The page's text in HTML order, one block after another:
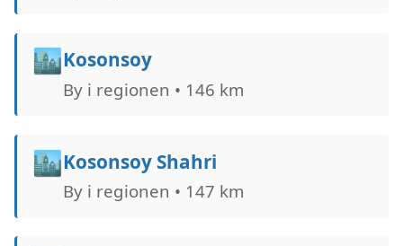
🏙️Kosonsoy
By i regionen • 146 km
🏙️Kosonsoy Shahri
By i regionen • 147 km